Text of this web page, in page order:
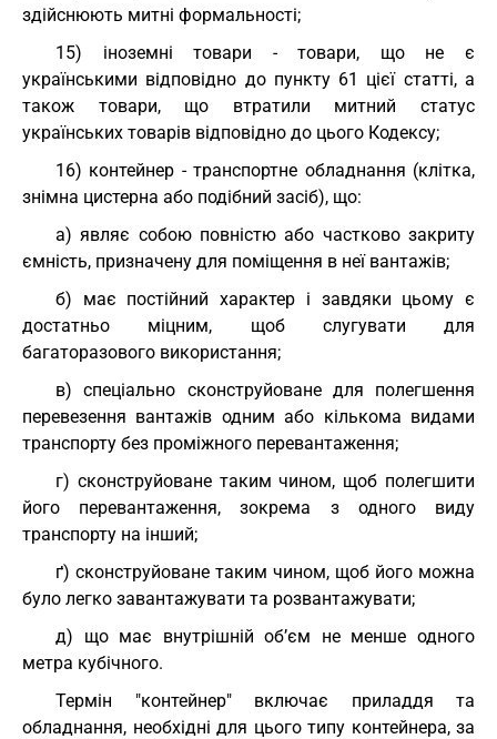
здійснюють митні формальності;
15) іноземні товари - товари, що не є
українськими відповідно до пункту 61 цієї статті, а
також товари, що втратили митний статус
українських товарів відповідно до цього Кодексу;
16) контейнер - транспортне обладнання (клітка,
знімна цистерна або подібний засіб), що:
а) являє собою повністю або частково закриту
ємність, призначену для поміщення в неї вантажів;
б) має постійний характер і завдяки цьому є
достатньо міцним, щоб слугувати для
багаторазового використання;
в) спеціально сконструйоване для полегшення
перевезення вантажів одним або кількома видами
транспорту без проміжного перевантаження;
г) сконструйоване таким чином, щоб полегшити
його перевантаження, зокрема з одного виду
транспорту на інший;
ґ) сконструйоване таким чином, щоб його можна
було легко завантажувати та розвантажувати;
д) що має внутрішній об’єм не менше одного
метра кубічного.
Термін "контейнер" включає приладдя та
обладнання, необхідні для цього типу контейнера, за